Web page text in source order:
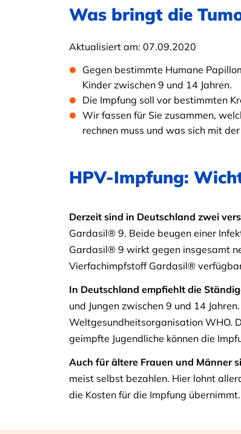
Was bringt die
Aktualisiert am: 07.09.2020
Gegen bestimmte Humane
Kinder zwischen 9 und 14 Jahren.
Die Impfung soll vor bestimmten
Wir fassen für Sie zusammen,
rechnen muss und was sich mit
HPV-Impfung:
Derzeit sind in Deutschland zwei
Gardasil® 9. Beide beugen einer
Gardasil® 9 wirkt gegen insgesamt
Vierfachimpfstoff Gardasil®
In Deutschland empfiehlt die
und Jungen zwischen 9 und 14
Weltgesundheitsorganisation WHO.
geimpfte Jugendliche können die
Auch für ältere Frauen und Männer
meist selbst bezahlen. Hier lohnt
die Kosten für die Impfung übernimmt.